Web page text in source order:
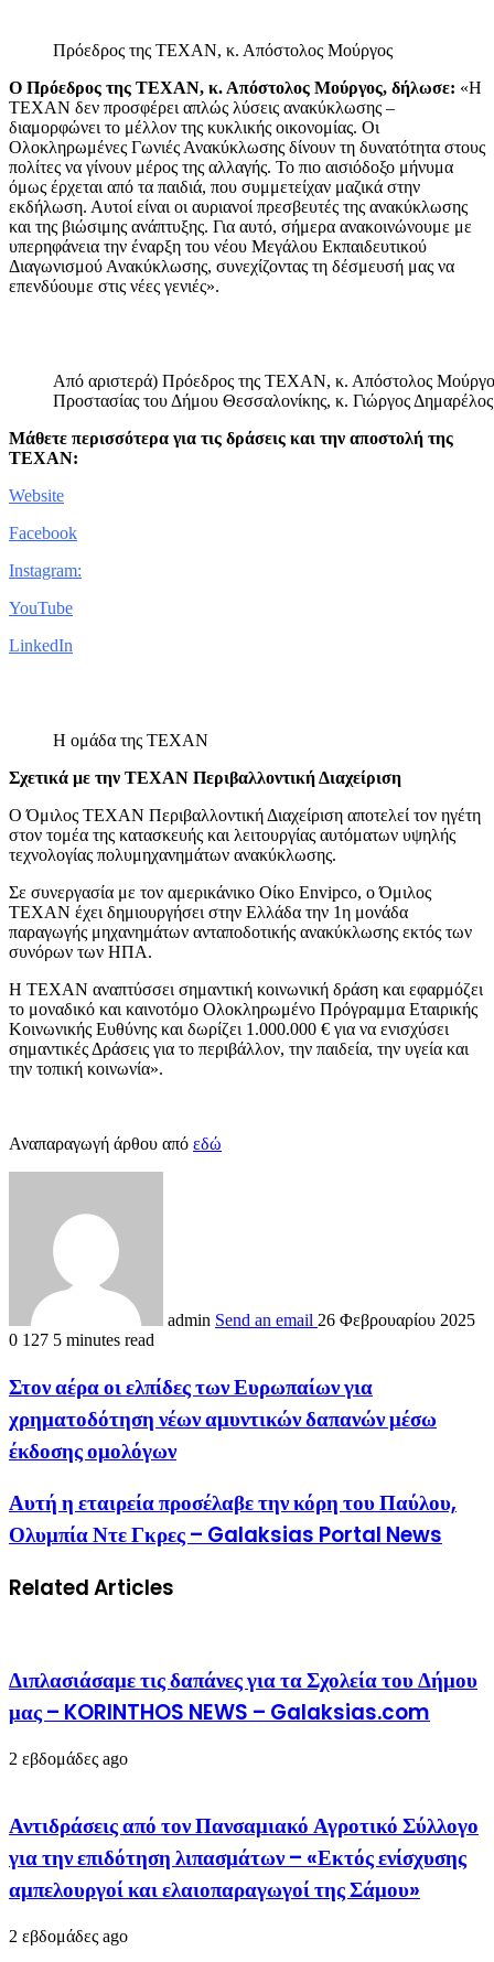
Πρόεδρος της ΤΕΧΑΝ, κ. Απόστολος Μούργος
Ο Πρόεδρος της ΤΕΧΑΝ, κ. Απόστολος Μούργος, δήλωσε: «Η
ΤΕΧΑΝ δεν προσφέρει απλώς λύσεις ανακύκλωσης –
διαμορφώνει το μέλλον της κυκλικής οικονομίας. Οι
Ολοκληρωμένες Γωνιές Ανακύκλωσης δίνουν τη δυνατότητα στους
πολίτες να γίνουν μέρος της αλλαγής. Το πιο αισιόδοξο μήνυμα
όμως έρχεται από τα παιδιά, που συμμετείχαν μαζικά στην
εκδήλωση. Αυτοί είναι οι αυριανοί πρεσβευτές της ανακύκλωσης
και της βιώσιμης ανάπτυξης. Για αυτό, σήμερα ανακοινώνουμε με
υπερηφάνεια την έναρξη του νέου Μεγάλου Εκπαιδευτικού
Διαγωνισμού Ανακύκλωσης, συνεχίζοντας τη δέσμευσή μας να
επενδύουμε στις νέες γενιές».
Από αριστερά) Πρόεδρος της ΤΕΧΑΝ, κ. Απόστολος
Προστασίας του Δήμου Θεσσαλονίκης, κ. Γιώργος Δημαρέλος
Μάθετε περισσότερα για τις δράσεις και την αποστολή της
ΤΕΧΑΝ:
Website
Facebook
Instagram:
YouTube
LinkedIn
Η ομάδα της ΤΕΧΑΝ
Σχετικά με την ΤΕΧΑΝ Περιβαλλοντική Διαχείριση
Ο Όμιλος ΤΕΧΑΝ Περιβαλλοντική Διαχείριση αποτελεί τον ηγέτη
στον τομέα της κατασκευής και λειτουργίας αυτόματων υψηλής
τεχνολογίας πολυμηχανημάτων ανακύκλωσης.
Σε συνεργασία με τον αμερικάνικο Οίκο Envipco, ο Όμιλος
ΤΕΧΑΝ έχει δημιουργήσει στην Ελλάδα την 1η μονάδα
παραγωγής μηχανημάτων ανταποδοτικής ανακύκλωσης εκτός των
συνόρων των ΗΠΑ.
Η ΤΕΧΑΝ αναπτύσσει σημαντική κοινωνική δράση και εφαρμόζει
το μοναδικό και καινοτόμο Ολοκληρωμένο Πρόγραμμα Εταιρικής
Κοινωνικής Ευθύνης και δωρίζει 1.000.000 € για να ενισχύσει
σημαντικές Δράσεις για το περιβάλλον, την παιδεία, την υγεία και
την τοπική κοινωνία».
Αναπαραγωγή άρθου από εδώ
admin Send an email 26 Φεβρουαρίου 2025
0 127 5 minutes read
Στον αέρα οι ελπίδες των Ευρωπαίων για
χρηματοδότηση νέων αμυντικών δαπανών μέσω
έκδοσης ομολόγων
Αυτή η εταιρεία προσέλαβε την κόρη του Παύλου,
Ολυμπία Ντε Γκρες – Galaksias Portal News
Related Articles
Διπλασιάσαμε τις δαπάνες για τα Σχολεία του Δήμου
μας – KORINTHOS NEWS – Galaksias.com
2 εβδομάδες ago
Αντιδράσεις από τον Πανσαμιακό Αγροτικό Σύλλογο
για την επιδότηση λιπασμάτων – «Εκτός ενίσχυσης
αμπελουργοί και ελαιοπαραγωγοί της Σάμου»
2 εβδομάδες ago